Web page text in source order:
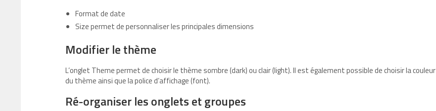
Format de date
Size permet de personnaliser les principales dimensions
Modifier le thème
L’onglet Theme permet de choisir le thème sombre (dark) ou clair (light). Il est également possible de choisir la couleur
du thème ainsi que la police d’affichage (font).
Ré-organiser les onglets et groupes